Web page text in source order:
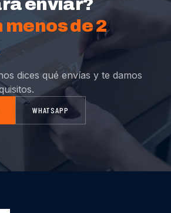
enviar?
menos de 2
dices qué envías y te damos
WHATSAPP